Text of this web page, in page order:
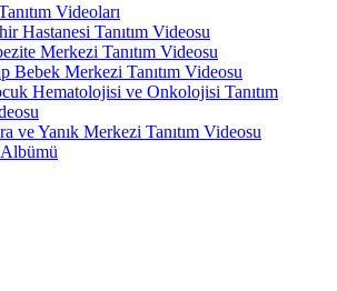
Videoları
Hastanesi Tanıtım Videosu
Merkezi Tanıtım Videosu
Bebek Merkezi Tanıtım Videosu
Hematolojisi ve Onkolojisi Tanıtım
ve Yanık Merkezi Tanıtım Videosu